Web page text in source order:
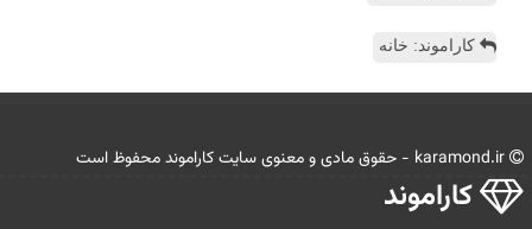
کاراموند: خانه
كاراموند